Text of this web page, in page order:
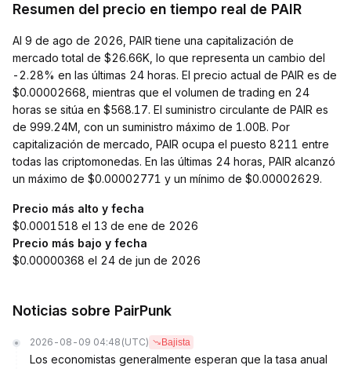
Resumen del precio en tiempo real de PAIR
Al 9 de ago de 2026, PAIR tiene una capitalización de
mercado total de $26.66K, lo que representa un cambio del
-2.28% en las últimas 24 horas. El precio actual de PAIR es de
$0.00002668, mientras que el volumen de trading en 24
horas se sitúa en $568.17. El suministro circulante de PAIR es
de 999.24M, con un suministro máximo de 1.00B. Por
capitalización de mercado, PAIR ocupa el puesto 8211 entre
todas las criptomonedas. En las últimas 24 horas, PAIR alcanzó
un máximo de $0.00002771 y un mínimo de $0.00002629.
Precio más alto y fecha
$0.0001518 el 13 de ene de 2026
Precio más bajo y fecha
$0.00000368 el 24 de jun de 2026
Noticias sobre PairPunk
2026-08-09 04:48 (UTC) Bajista
Los economistas generalmente esperan que la tasa anual